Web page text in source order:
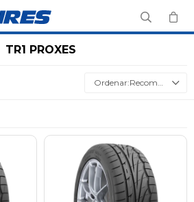
TR1 PROXES
Recomendados